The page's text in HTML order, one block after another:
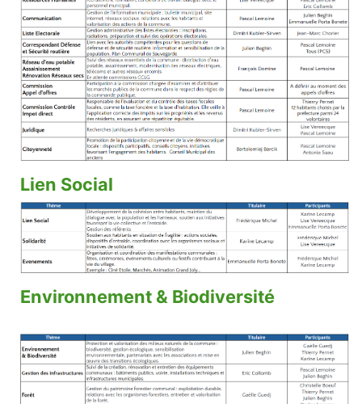
Lien Social
Environnement & Biodiversité